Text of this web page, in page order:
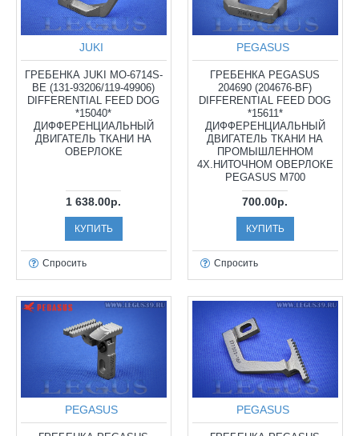
JUKI
ГРЕБЕНКА JUKI MO-6714S-
BE (131-93206/119-49906)
DIFFERENTIAL FEED DOG
*15040*
ДИФФЕРЕНЦИАЛЬНЫЙ
ДВИГАТЕЛЬ ТКАНИ НА
ОВЕРЛОКЕ
1 638.00р.
КУПИТЬ
Спросить
PEGASUS
ГРЕБЕНКА PEGASUS
204690 (204676-BF)
DIFFERENTIAL FEED DOG
*15611*
ДИФФЕРЕНЦИАЛЬНЫЙ
ДВИГАТЕЛЬ ТКАНИ НА
ПРОМЫШЛЕННОМ
4X.НИТОЧНОМ ОВЕРЛОКЕ
PEGASUS M700
700.00р.
КУПИТЬ
Спросить
PEGASUS PEGASUS